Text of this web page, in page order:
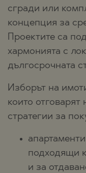
сгради или
концепция за
Проектите са
хармонията с
дългосрочната
Изборът на
които
стратегии за
подходящи
и за